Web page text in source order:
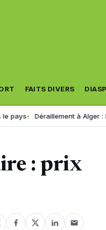
FAITS DIVERS
à Alger : la SNTF
: prix